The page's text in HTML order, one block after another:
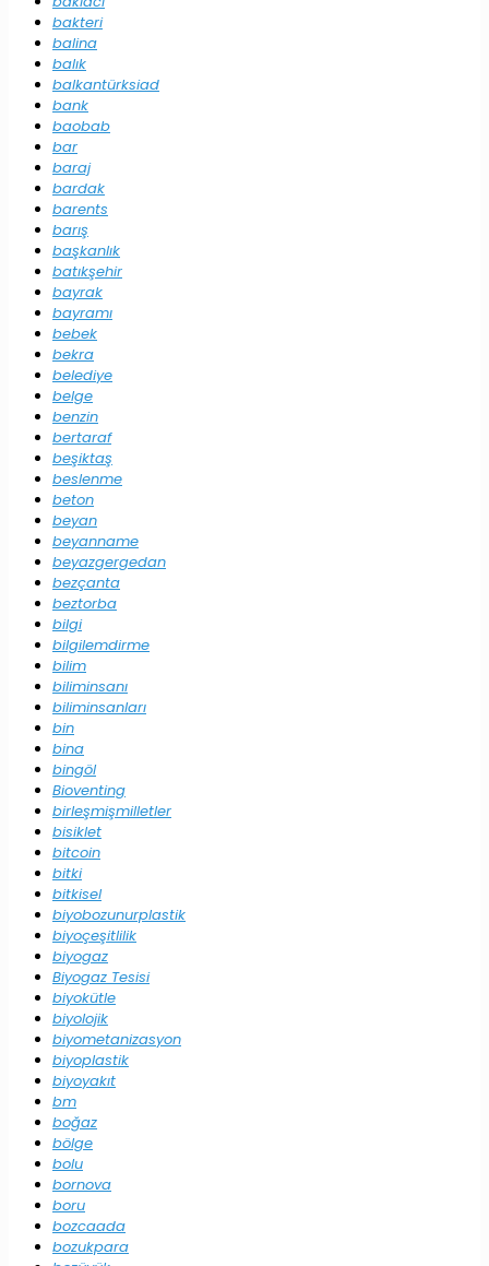
bakteri
balina
balık
balkantürksiad
bank
baobab
bar
baraj
bardak
barents
barış
başkanlık
batıkşehir
bayrak
bayramı
bebek
bekra
belediye
belge
benzin
bertaraf
beşiktaş
beslenme
beton
beyan
beyanname
beyazgergedan
bezçanta
beztorba
bilgi
bilgilemdirme
bilim
biliminsanı
biliminsanları
bin
bina
bingöl
Bioventing
birleşmişmilletler
bisiklet
bitcoin
bitki
bitkisel
biyobozunurplastik
biyoçeşitlilik
biyogaz
Biyogaz Tesisi
biyokütle
biyolojik
biyometanizasyon
biyoplastik
biyoyakıt
bm
boğaz
bölge
bolu
bornova
boru
bozcaada
bozukpara